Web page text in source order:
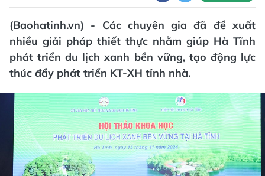
(Baohatinh.vn) - Các chuyên gia đã đề xuất
nhiều giải pháp thiết thực nhằm giúp Hà Tĩnh
phát triển du lịch xanh bền vững, tạo động lực
thúc đẩy phát triển KT-XH tỉnh nhà.